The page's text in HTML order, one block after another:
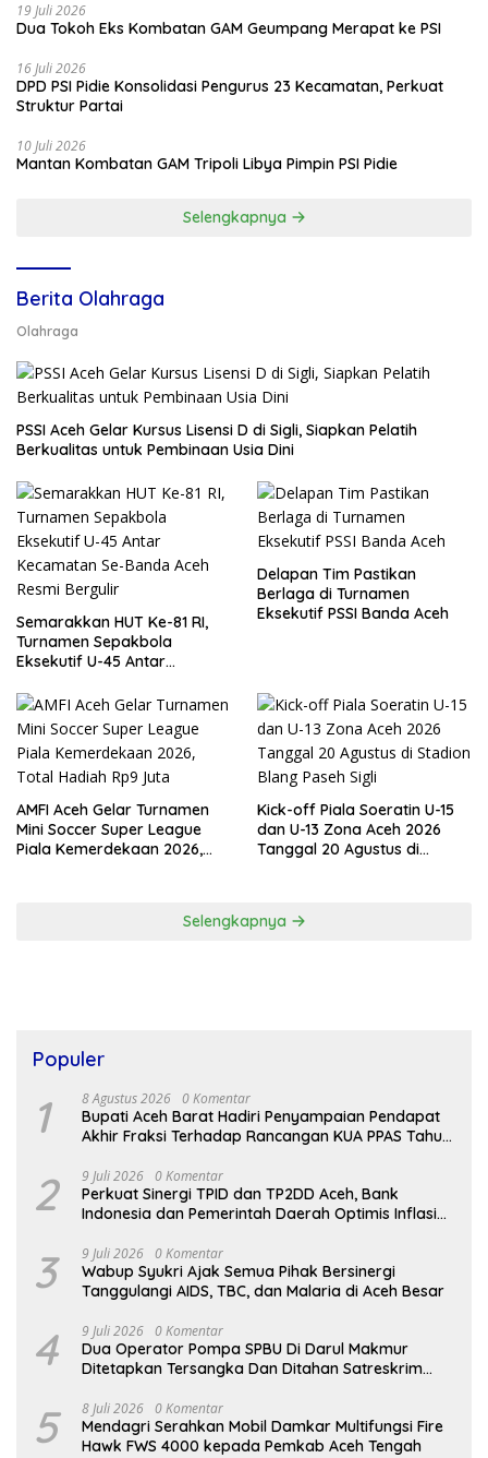
19 Juli 2026
Dua Tokoh Eks Kombatan GAM Geumpang Merapat ke PSI
16 Juli 2026
DPD PSI Pidie Konsolidasi Pengurus 23 Kecamatan, Perkuat
Struktur Partai
10 Juli 2026
Mantan Kombatan GAM Tripoli Libya Pimpin PSI Pidie
Selengkapnya
Berita Olahraga
Olahraga
PSSI Aceh Gelar Kursus Lisensi D di Sigli, Siapkan Pelatih
Berkualitas untuk Pembinaan Usia Dini
Semarakkan HUT Ke-81 RI,
Turnamen Sepakbola
Eksekutif U-45 Antar
Resmi Bergulir
Delapan Tim Pastikan
Berlaga di Turnamen
Eksekutif PSSI Banda Aceh
AMFI Aceh Gelar Turnamen
Mini Soccer Super League
Piala Kemerdekaan 2026,
Kick-off Piala Soeratin U-15
dan U-13 Zona Aceh 2026
Tanggal 20 Agustus di
Selengkapnya
Populer
1 8 Agustus 2026 0 Komentar
Bupati Aceh Barat Hadiri Penyampaian Pendapat
Akhir Fraksi Terhadap Rancangan KUA PPAS Tahun
2 9 Juli 2026 0 Komentar
Perkuat Sinergi TPID dan TP2DD Aceh, Bank
Indonesia dan Pemerintah Daerah Optimis Inflasi
3 9 Juli 2026 0 Komentar
Wabup Syukri Ajak Semua Pihak Bersinergi
Tanggulangi AIDS, TBC, dan Malaria di Aceh Besar
4 9 Juli 2026 0 Komentar
Dua Operator Pompa SPBU Di Darul Makmur
Ditetapkan Tersangka Dan Ditahan Satreskrim
5 8 Juli 2026 0 Komentar
Mendagri Serahkan Mobil Damkar Multifungsi Fire
Hawk FWS 4000 kepada Pemkab Aceh Tengah